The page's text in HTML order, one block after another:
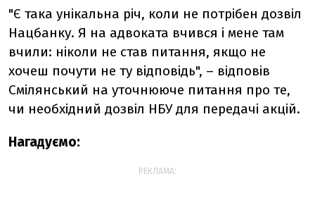
"Є така унікальна річ, коли не потрібен дозвіл
Нацбанку. Я на адвоката вчився і мене там
вчили: ніколи не став питання, якщо не
хочеш почути не ту відповідь", – відповів
Смілянський на уточнююче питання про те,
чи необхідний дозвіл НБУ для передачі акцій.
Нагадуємо:
РЕКЛАМА: